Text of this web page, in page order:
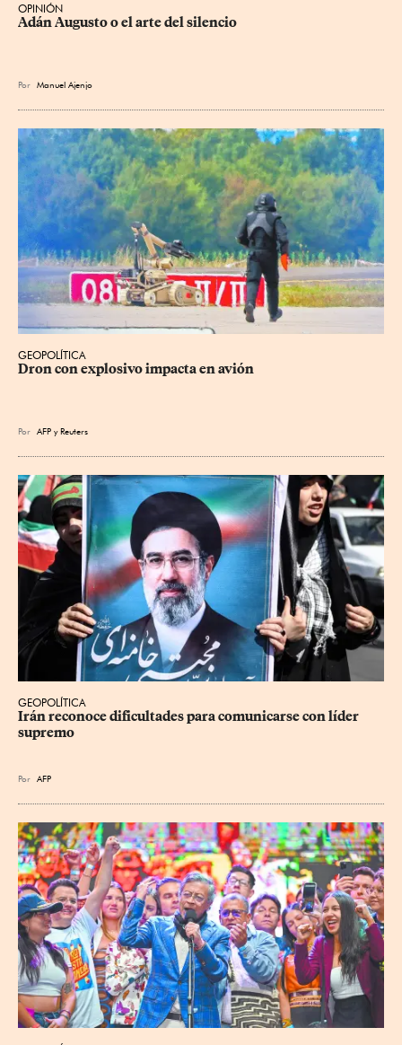
OPINIÓN
Adán Augusto o el arte del silencio
Por Manuel Ajenjo
GEOPOLÍTICA
Dron con explosivo impacta en avión
Por AFP yReuters
GEOPOLÍTICA
Irán reconoce dificultades para comunicarse con líder
supremo
Por AFP